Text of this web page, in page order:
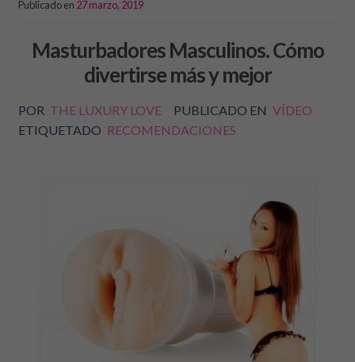
Publicado en 27 marzo, 2019
Masturbadores Masculinos. Cómo
divertirse más y mejor
POR THE LUXURY LOVE PUBLICADO EN VÍDEO
ETIQUETADO RECOMENDACIONES